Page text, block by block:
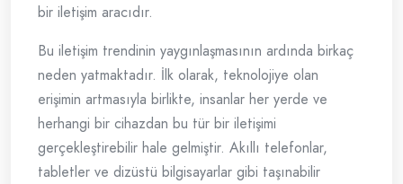
bir iletişim aracıdır.
Bu iletişim trendinin yaygınlaşmasının ardında birkaç
neden yatmaktadır. İlk olarak, teknolojiye olan
erişimin artmasıyla birlikte, insanlar her yerde ve
herhangi bir cihazdan bu tür bir iletişimi
gerçekleştirebilir hale gelmiştir. Akıllı telefonlar,
tabletler ve dizüstü bilgisayarlar gibi taşınabilir